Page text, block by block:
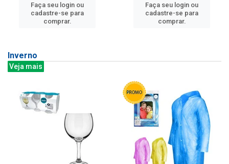
Faça seu login ou
cadastre-se para
comprar.
Faça seu login ou
cadastre-se para
comprar.
Inverno
Veja mais